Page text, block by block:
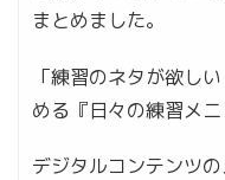
まとめました。
「練習のネタが欲し
める『日々の練習メ
デジタルコンテンツ